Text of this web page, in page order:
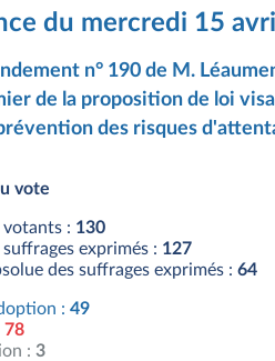
du mercredi 15
n° 190 de M.
de la proposition de loi
des risques
vote
votants : 130
exprimés : 127
des suffrages exprimés : 64
: 49
78
: 3